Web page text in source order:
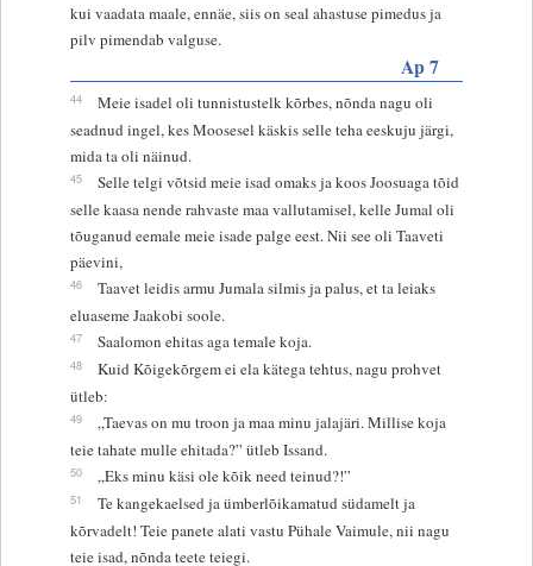
kui vaadata maale, ennäe, siis on seal ahastuse pimedus ja
pilv pimendab valguse.
Ap 7
44
Meie isadel oli tunnistustelk kõrbes, nõnda nagu oli
seadnud ingel, kes Moosesel käskis selle teha eeskuju järgi,
mida ta oli näinud.
45
Selle telgi võtsid meie isad omaks ja koos Joosuaga tõid
selle kaasa nende rahvaste maa vallutamisel, kelle Jumal oli
tõuganud eemale meie isade palge eest. Nii see oli Taaveti
päevini,
46
Taavet leidis armu Jumala silmis ja palus, et ta leiaks
eluaseme Jaakobi soole.
47 Saalomon ehitas aga temale koja.
48
Kuid Kõigekõrgem ei ela kätega tehtus, nagu prohvet
ütleb:
49
„Taevas on mu troon ja maa minu jalajäri. Millise koja
teie tahate mulle ehitada?” ütleb Issand.
50 „Eks minu käsi ole kõik need teinud?!”
51
Te kangekaelsed ja ümberlõikamatud südamelt ja
kõrvadelt! Teie panete alati vastu Pühale Vaimule, nii nagu
teie isad, nõnda teete teiegi.